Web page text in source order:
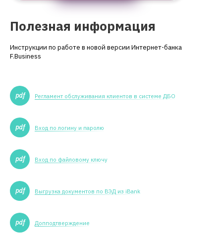
Полезная информация
Инструкции по работе в новой версии Интернет-банка
F.Business
Регламент обслуживания клиентов в системе ДБО
Вход по логину и паролю
Вход по файловому ключу
Выгрузка документов по ВЭД из iBank
Допподтверждение